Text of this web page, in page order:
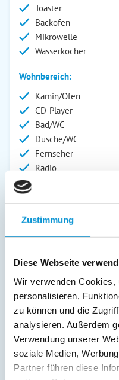
Zustimmung
Diese Webseite
Wir verwenden Cookies,
personalisieren,
zu können und die
analysieren. Außerdem
Verwendung unserer
soziale Medien,
Partner führen diese
Toaster
Backofen
Mikrowelle
Wasserkocher
Wohnbereich:
Kamin/Ofen
CD-Player
Bad/WC
Dusche/WC
Fernseher
Radio
Außenanlage:
Parkplatz
Liegen
Service:
Verpflegung:
Sonstiges:
Bad: Einstiegshöhe
Haltegriff Terrasse: ca.